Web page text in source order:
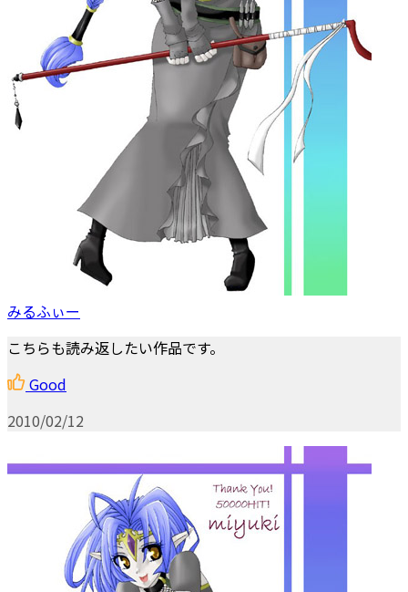
みるふぃー
こちらも読み返したい作品です。
Good
2010/02/12